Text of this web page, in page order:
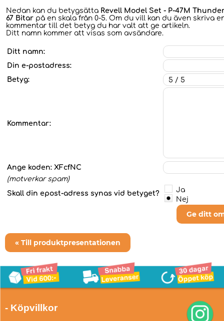
Nedan kan du betygsätta Revell Model Set - P-47M
67 Bitar på en skala från 0-5. Om du vill kan du även skriva
kommentar till det betyg du har valt att ge artikeln.
Ditt namn kommer att visas som avsändare.
Ditt namn:
Din e-postadress:
Betyg:
Kommentar:
Ange koden: XFcfNC
(motverkar spam)
Skall din epost-adress synas vid betyget?
Ja
Nej
Ge ditt
« Till produktpresentationen
- Köpvillkor